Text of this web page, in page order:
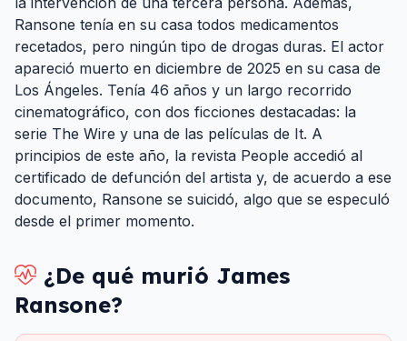
Ransone tenía en su casa todos medicamentos
recetados, pero ningún tipo de drogas duras. El actor
apareció muerto en diciembre de 2025 en su casa de
Los Ángeles. Tenía 46 años y un largo recorrido
cinematográfico, con dos ficciones destacadas: la
serie The Wire y una de las películas de It. A
principios de este año, la revista People accedió al
certificado de defunción del artista y, de acuerdo a ese
documento, Ransone se suicidó, algo que se especuló
desde el primer momento.
¿De qué murió James
Ransone?